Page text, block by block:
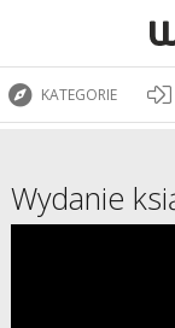
KATEGORIE
Wydanie